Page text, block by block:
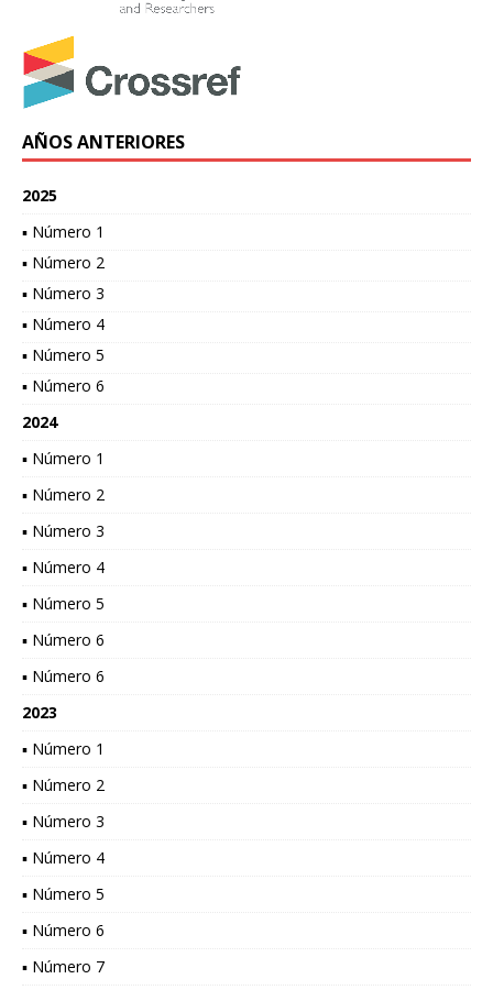
AÑOS ANTERIORES
2025
▪ Número 1
▪ Número 2
▪ Número 3
▪ Número 4
▪ Número 5
▪ Número 6
2024
▪ Número 1
▪ Número 2
▪ Número 3
▪ Número 4
▪ Número 5
▪ Número 6
▪ Número 6
2023
▪ Número 1
▪ Número 2
▪ Número 3
▪ Número 4
▪ Número 5
▪ Número 6
▪ Número 7